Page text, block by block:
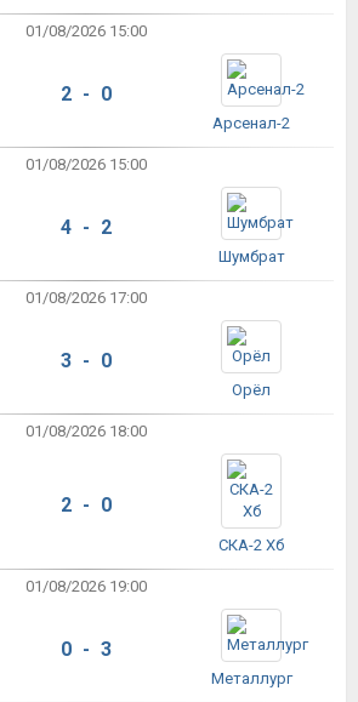
01/08/2026 15:00
2 - 0
Арсенал-2
01/08/2026 15:00
4 - 2
Шумбрат
01/08/2026 17:00
3 - 0
Орёл
01/08/2026 18:00
2 - 0
СКА-2 Хб
01/08/2026 19:00
0 - 3
Металлург